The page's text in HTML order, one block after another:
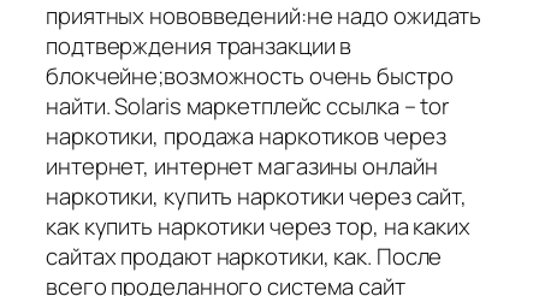
приятных нововведений:не надо ожидать
подтверждения транзакции в
блокчейне;возможность очень быстро
найти. Solaris маркетплейс ссылка – tor
наркотики, продажа наркотиков через
интернет, интернет магазины онлайн
наркотики, купить наркотики через сайт,
как купить наркотики через тор, на каких
сайтах продают наркотики, как. После
всего проделанного система сайт